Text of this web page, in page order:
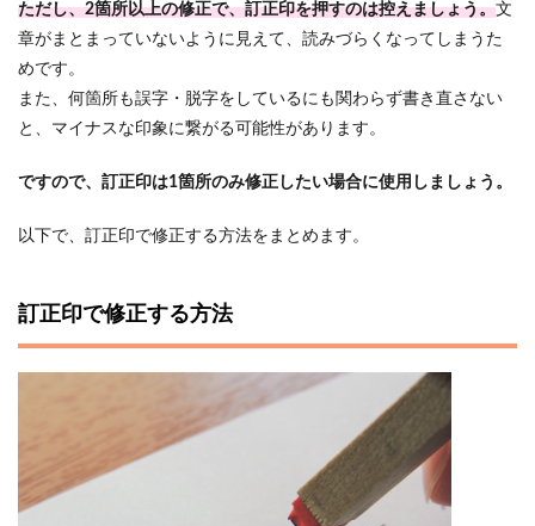
ただし、2箇所以上の修正で、訂正印を押すのは控えましょう。文
章がまとまっていないように見えて、読みづらくなってしまうた
めです。
また、何箇所も誤字・脱字をしているにも関わらず書き直さない
と、マイナスな印象に繋がる可能性があります。
ですので、訂正印は1箇所のみ修正したい場合に使用しましょう。
以下で、訂正印で修正する方法をまとめます。
訂正印で修正する方法